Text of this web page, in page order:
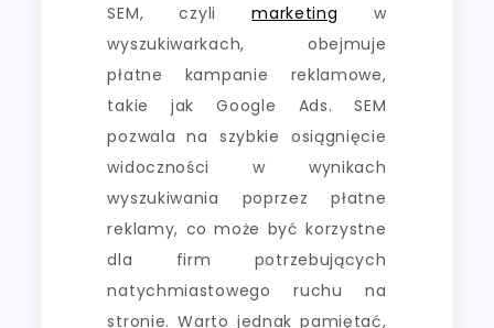
SEM, czylimarketing w
wyszukiwarkach, obejmuje
płatne kampanie reklamowe,
takie jak Google Ads. SEM
pozwala na szybkie osiągnięcie
widoczności w wynikach
wyszukiwania poprzez płatne
reklamy, co może być korzystne
dla firm potrzebujących
natychmiastowego ruchu na
stronie. Warto jednak pamiętać,